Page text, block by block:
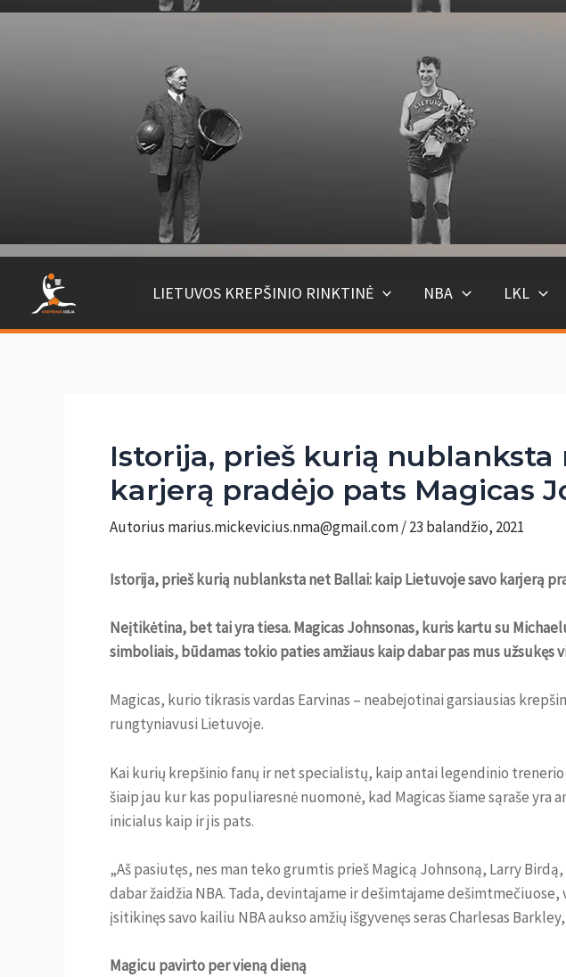
Pereiti
LIETUVOS KREPŠINIO RINKTINĖ NBA LKL
Istorija, prieš kurią
karjerą pradėjo pats Magicas
Autorius marius.mickevicius.nma@gmail.com/23 balandžio, 2021
Istorija, prieš kurią nublanksta net Ballai: kaip Lietuvoje savo karjerą
Neįtikėtina, bet tai yra tiesa. Magicas Johnsonas, kuris kartu su
simboliais, būdamas tokio paties amžiaus kaip dabar pas mus užsukęs
Magicas, kurio tikrasis vardas Earvinas – neabejotinai garsiausias
rungtyniavusi Lietuvoje.
Kai kurių krepšinio fanų ir net specialistų, kaip antai legendinio
šiaip jau kur kas populiaresnė nuomonė, kad Magicas šiame sąraše
inicialus kaip ir jis pats.
„Aš pasiutęs, nes man teko grumtis prieš Magicą Johnsoną, Larry
dabar žaidžia NBA. Tada, devintajame ir dešimtajame
įsitikinęs savo kailiu NBA aukso amžių išgyvenęs seras Charlesas
Magicu pavirto per vieną dieną